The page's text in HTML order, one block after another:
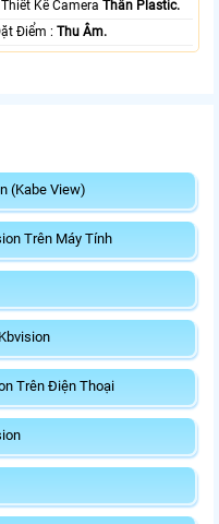
💎 Thiết Kế CameraThân Plastic.
️ƒ Đặt Điểm :Thu Âm.
(Kabe View)
Trên Máy Tính
Trên Điện Thoại